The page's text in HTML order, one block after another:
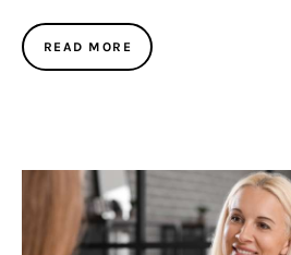
READ MORE